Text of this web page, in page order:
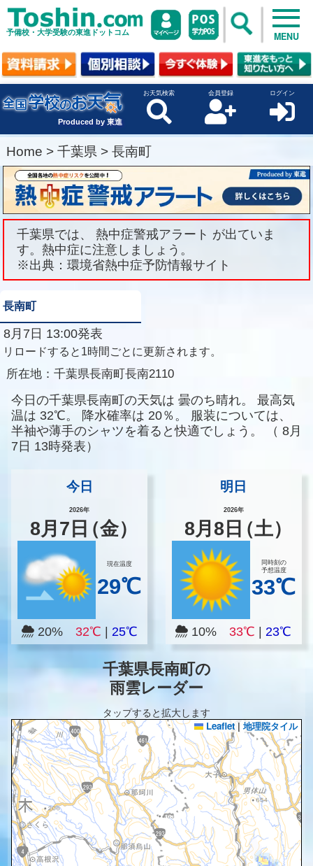
予備校・大学受験の東進ドットコム MENU
Produced by 東進
お天気検索 会員登録 ログイン
Home > 千葉県 > 長南町
千葉県では、 熱中症警戒アラート が出ていま
す。熱中症に注意しましょう。
※出典：環境省熱中症予防情報サイト
長南町
8月7日 13:00発表
リロードすると1時間ごとに更新されます。
所在地： 千葉県長南町長南2110
今日の千葉県長南町の天気は 曇のち晴れ。
最高気
温は 32℃。 降水確率は 20％。
服装については、
半袖や薄手のシャツを着ると快適でしょう。
（ 8月
7日 13時発表）
今日
2026年
8月 7 日（金）
現在温度
29℃
20% 32℃ 25℃
明日
2026年
8月8 日（土）
同時刻の
予想温度
33℃
10%33℃ |23℃
千葉県長南町の
雨雲レーダー
タップすると拡大します
Leaflet | 地理院タイル